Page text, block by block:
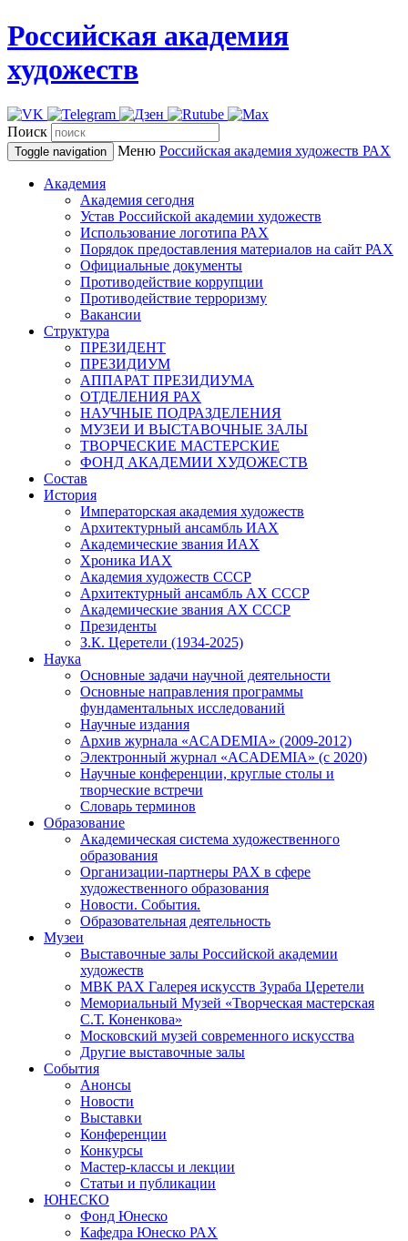
Российская академия
художеств
Поиск
Toggle navigation Меню Российская академия художеств РАХ
Академия
Академия сегодня
Устав Российской академии художеств
Использование логотипа РАХ
Порядок предоставления материалов на сайт РАХ
Официальные документы
Противодействие коррупции
Противодействие терроризму
Вакансии
Структура
ПРЕЗИДЕНТ
ПРЕЗИДИУМ
АППАРАТ ПРЕЗИДИУМА
ОТДЕЛЕНИЯ РАХ
НАУЧНЫЕ ПОДРАЗДЕЛЕНИЯ
МУЗЕИ И ВЫСТАВОЧНЫЕ ЗАЛЫ
ТВОРЧЕСКИЕ МАСТЕРСКИЕ
ФОНД АКАДЕМИИ ХУДОЖЕСТВ
Состав
История
Императорская академия художеств
Архитектурный ансамбль ИАХ
Академические звания ИАХ
Хроника ИАХ
Академия художеств СССР
Архитектурный ансамбль АХ СССР
Академические звания АХ СССР
Президенты
З.К. Церетели (1934-2025)
Наука
Основные задачи научной деятельности
Основные направления программы
фундаментальных исследований
Научные издания
Архив журнала «ACADEMIA» (2009-2012)
Электронный журнал «ACADEMIA» (с 2020)
Научные конференции, круглые столы и
творческие встречи
Словарь терминов
Образование
Академическая система художественного
образования
Организации-партнеры РАХ в сфере
художественного образования
Новости. События.
Образовательная деятельность
Музеи
Выставочные залы Российской академии
художеств
МВК РАХ Галерея искусств Зураба Церетели
Мемориальный Музей «Творческая мастерская
С.Т. Коненкова»
Московский музей современного искусства
Другие выставочные залы
События
Анонсы
Новости
Выставки
Конференции
Конкурсы
Мастер-классы и лекции
Статьи и публикации
ЮНЕСКО
Фонд Юнеско
Кафедра Юнеско РАХ